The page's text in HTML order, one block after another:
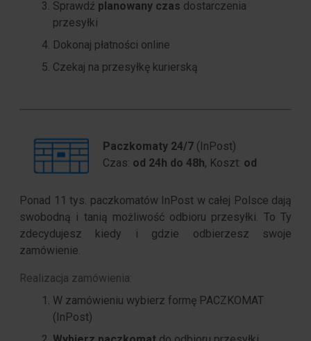
Sprawdź planowany czas dostarczenia
przesyłki
Dokonaj płatności online
Czekaj na przesyłkę kurierską
Paczkomaty 24/7 (InPost)
Czas: od 24h do 48h, Koszt: od
Ponad 11 tys. paczkomatów InPost w całej Polsce dają
swobodną i tanią możliwość odbioru przesyłki. To Ty
zdecydujesz kiedy i gdzie odbierzesz swoje
zamówienie.
Realizacja zamówienia:
W zamówieniu wybierz formę PACZKOMAT
(InPost)